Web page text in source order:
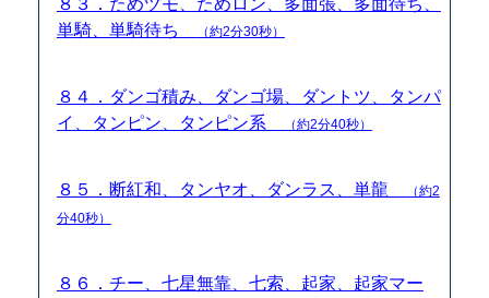
単騎、単騎待ち
（約2分30秒）
８４．ダンゴ積み、ダンゴ場、ダントツ、タンパ
イ、タンピン、タンピン系
（約2分40秒）
８５．断紅和、タンヤオ、ダンラス、単龍
（約2
分40秒）
８６．チー、七星無靠、七索、起家、起家マー